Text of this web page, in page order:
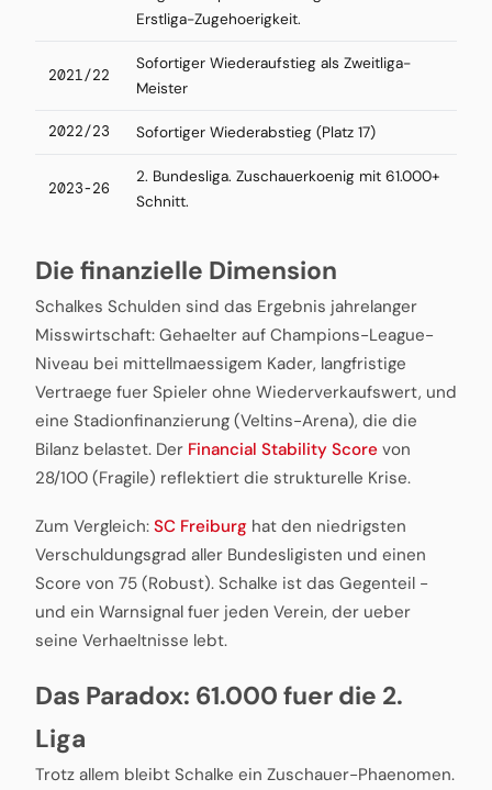
Erstliga-Zugehoerigkeit.
2021/22
Sofortiger Wiederaufstieg als Zweitliga-
Meister
2022/23 Sofortiger Wiederabstieg (Platz 17)
2023-26
2. Bundesliga. Zuschauerkoenig mit 61.000+
Schnitt.
Die finanzielle Dimension
Schalkes Schulden sind das Ergebnis jahrelanger
Misswirtschaft: Gehaelter auf Champions-League-
Niveau bei mittellmaessigem Kader, langfristige
Vertraege fuer Spieler ohne Wiederverkaufswert, und
eine Stadionfinanzierung (Veltins-Arena), die die
Bilanz belastet. Der Financial Stability Score von
28/100 (Fragile) reflektiert die strukturelle Krise.
Zum Vergleich: SC Freiburg hat den niedrigsten
Verschuldungsgrad aller Bundesligisten und einen
Score von 75 (Robust). Schalke ist das Gegenteil -
und ein Warnsignal fuer jeden Verein, der ueber
seine Verhaeltnisse lebt.
Das Paradox: 61.000 fuer die 2.
Liga
Trotz allem bleibt Schalke ein Zuschauer-Phaenomen.